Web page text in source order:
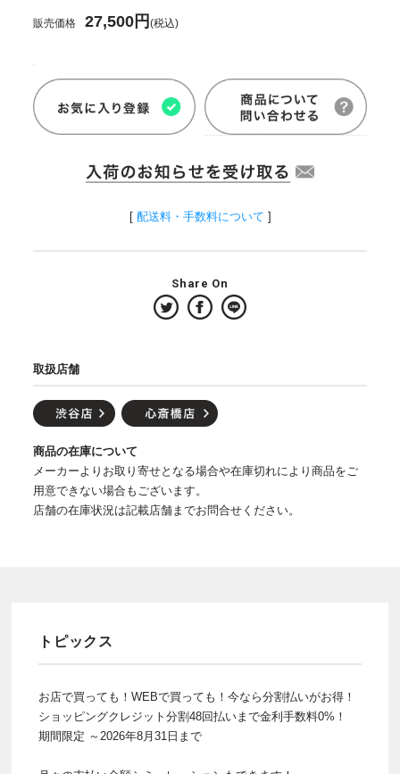
販売価格 27,500円(税込)
[ 配送料・手数料について ]
Share On
取扱店舗
商品の在庫について
メーカーよりお取り寄せとなる場合や在庫切れにより商品をご
用意できない場合もございます。
店舗の在庫状況は記載店舗までお問合せください。
トピックス
お店で買っても！WEBで買っても！今なら分割払いがお得！
ショッピングクレジット分割48回払いまで金利手数料0%！
期間限定 ～2026年8月31日まで